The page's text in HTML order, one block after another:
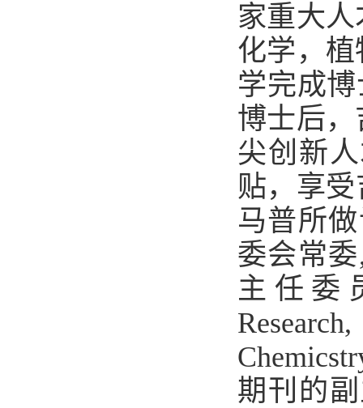
家重大
化学，
学完成
博士后
尖创新
贴，享
马普所做
委会常
主任委
期刊的